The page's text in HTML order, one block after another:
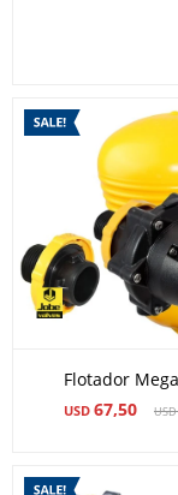
Flotador
USD 67,50 USD